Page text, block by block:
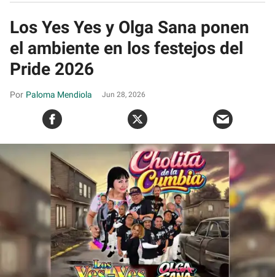
Los Yes Yes y Olga Sana ponen
el ambiente en los festejos del
Pride 2026
Paloma Mendiola Jun 28, 2026